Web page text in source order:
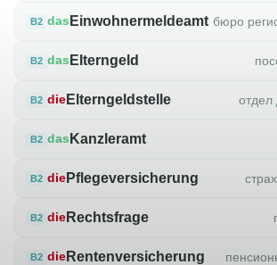
B2 das Einwohnermeldeamt бюро
B2 das Elterngeld
B2 die Elterngeldstelle отдел
B2 das Kanzleramt
B2 die Pflegeversicherung
B2 die Rechtsfrage
B2 die Rentenversicherung